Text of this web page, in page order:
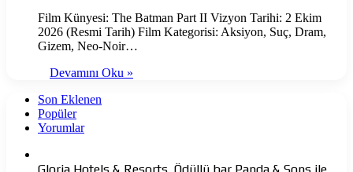
Film Künyesi: The Batman Part II Vizyon Tarihi: 2 Ekim
2026 (Resmi Tarih) Film Kategorisi: Aksiyon, Suç, Dram,
Gizem, Neo-Noir…
Devamını Oku »
Son Eklenen
Popüler
Yorumlar